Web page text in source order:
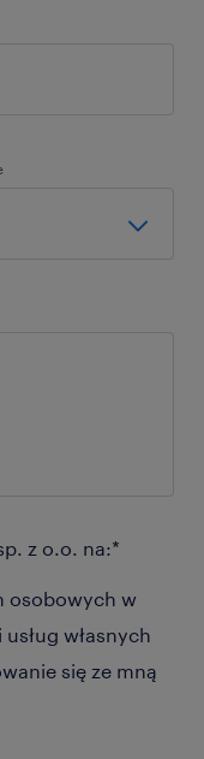
z o.o. na:*
osobowych w
własnych
się ze mną